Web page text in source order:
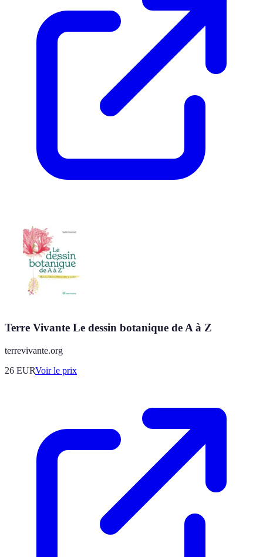
Terre Vivante Le dessin botanique de A à Z
terrevivante.org
26 EURVoir le prix